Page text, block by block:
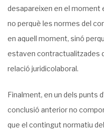
desapareixen en el moment
no perquè les normes del
en aquell moment, sinó
estaven contractualitzades
relació juridicolaboral.
Finalment, en un dels punts
conclusió anterior no
que el contingut normatiu